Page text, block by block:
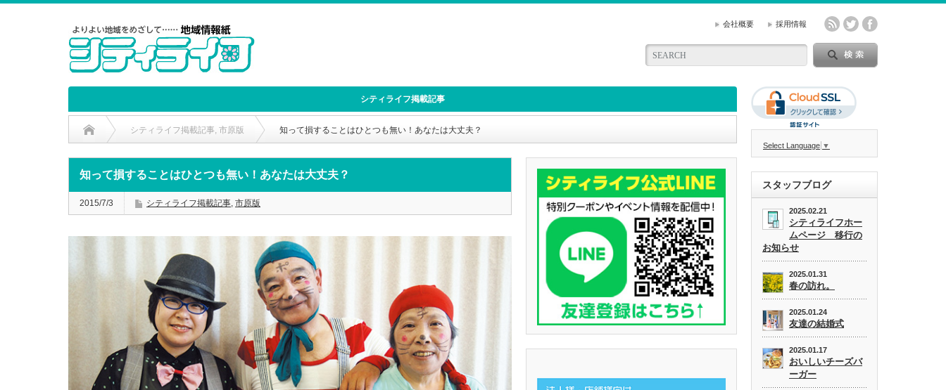
会社概要 採用情報
シティライフ掲載記事
シティライフ掲載記事, 市原版 知って損することはひとつも無い！あなたは大丈夫？
知って損することはひとつも無い！あなたは大丈夫？
2015/7/3 シティライフ掲載記事, 市原版
Select Language ▼
スタッフブログ
2025.02.21
シティライフホー
ムページ 移行の
お知らせ
2025.01.31
春の訪れ。
2025.01.24
友達の結婚式
2025.01.17
おいしいチーズバ
ーガー